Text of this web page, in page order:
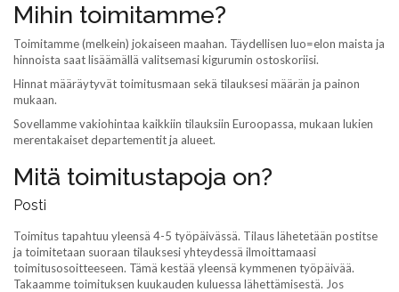
Mihin toimitamme?
Toimitamme (melkein) jokaiseen maahan. Täydellisen luo=elon maista ja
hinnoista saat lisäämällä valitsemasi kigurumin ostoskoriisi.
Hinnat määräytyvät toimitusmaan sekä tilauksesi määrän ja painon
mukaan.
Sovellamme vakiohintaa kaikkiin tilauksiin Euroopassa, mukaan lukien
merentakaiset departementit ja alueet.
Mitä toimitustapoja on?
Posti
Toimitus tapahtuu yleensä 4-5 työpäivässä. Tilaus lähetetään postitse
ja toimitetaan suoraan tilauksesi yhteydessä ilmoittamaasi
toimitusosoitteeseen. Tämä kestää yleensä kymmenen työpäivää.
Takaamme toimituksen kuukauden kuluessa lähettämisestä. Jos